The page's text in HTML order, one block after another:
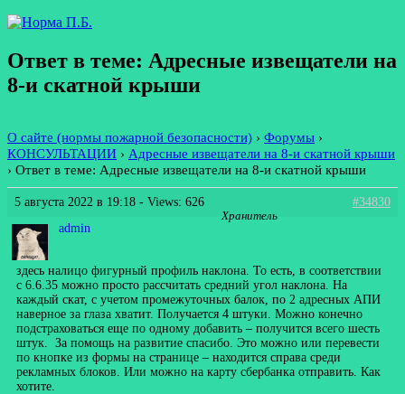
Ответ в теме: Адресные извещатели на
8-и скатной крыши
О сайте (нормы пожарной безопасности) › Форумы ›
КОНСУЛЬТАЦИИ › Адресные извещатели на 8-и скатной крыши
› Ответ в теме: Адресные извещатели на 8-и скатной крыши
5 августа 2022 в 19:18 - Views: 626
#34830
admin
Хранитель
здесь налицо фигурный профиль наклона. То есть, в соответствии
с 6.6.35 можно просто рассчитать средний угол наклона. На
каждый скат, с учетом промежуточных балок, по 2 адресных АПИ
наверное за глаза хватит. Получается 4 штуки. Можно конечно
подстраховаться еще по одному добавить – получится всего шесть
штук. За помощь на развитие спасибо. Это можно или перевести
по кнопке из формы на странице – находится справа среди
рекламных блоков. Или можно на карту сбербанка отправить. Как
хотите.